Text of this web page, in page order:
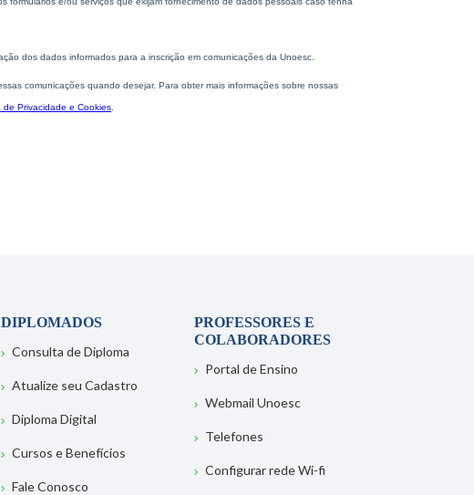
DIPLOMADOS
Consulta de Diploma
Atualize seu Cadastro
Diploma Digital
Cursos e Benefícios
Fale Conosco
PROFESSORES E
COLABORADORES
Portal de Ensino
Webmail Unoesc
Telefones
Configurar rede Wi-fi